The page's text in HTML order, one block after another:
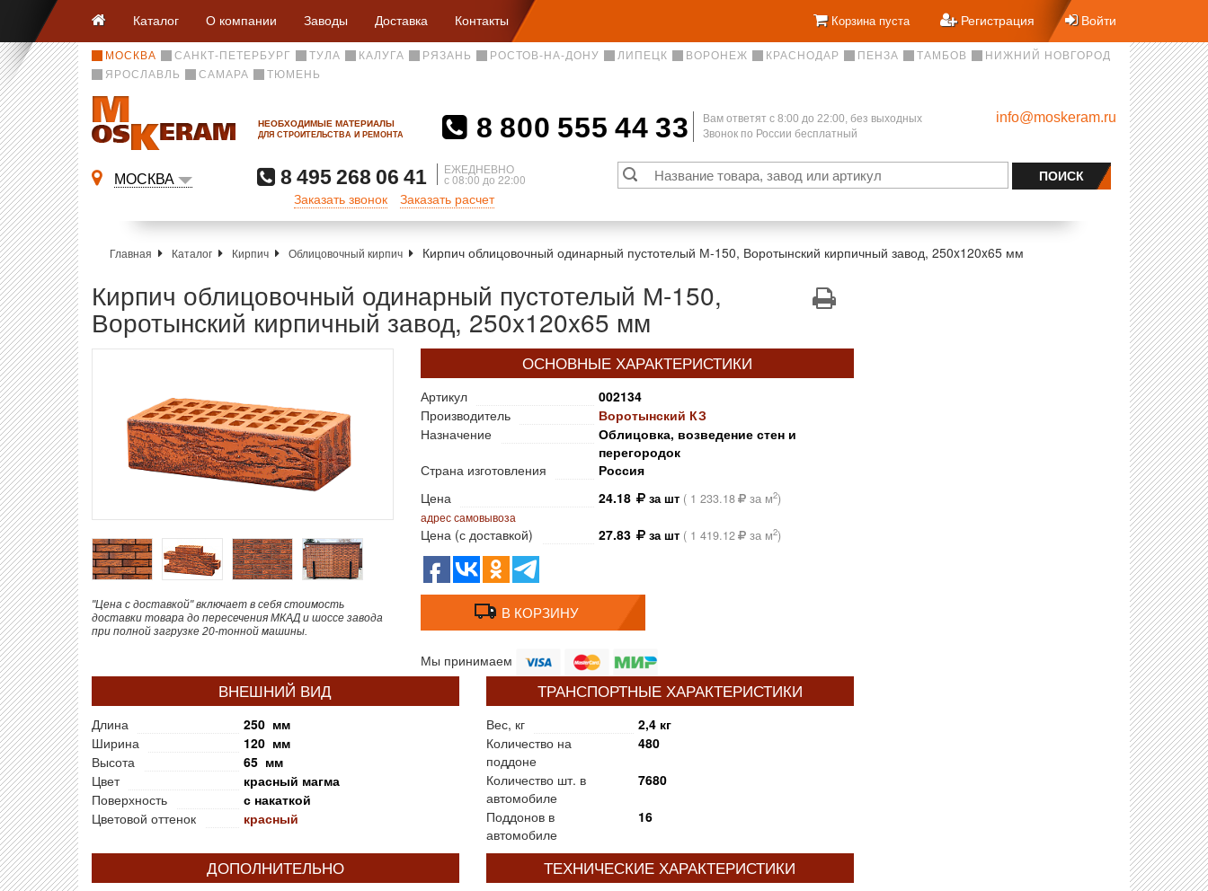
Каталог О компании Заводы Доставка Контакты Корзина пуста Регистрация Войти
МОСКВА САНКТ-ПЕТЕРБУРГ ТУЛА КАЛУГА РЯЗАНЬ РОСТОВ-НА-ДОНУ ЛИПЕЦК ВОРОНЕЖ КРАСНОДАР ПЕНЗА ТАМБОВ
НИЖНИЙ НОВГОРОД
ЯРОСЛАВЛЬ
САМАРА ТЮМЕНЬ
НЕОБХОДИМЫЕ МАТЕРИАЛЫ
ДЛЯ СТРОИТЕЛЬСТВА И РЕМОНТА 8 800 555 44 33
Вам ответят c 8:00 до 22:00, без выходных
Звонок по России бесплатный
info@moskeram.ru
МОСКВА 8 495 268 06 41 ЕЖЕДНЕВНО
с 08:00 до 22:00
Заказать звонок Заказать расчет
Главная Каталог Кирпич Облицовочный кирпич Кирпич облицовочный одинарный пустотелый М-150, Воротынский кирпичный завод, 250x120x65 мм
Кирпич облицовочный одинарный пустотелый М-150,
Воротынский кирпичный завод, 250x120x65 мм
"Цена с доставкой" включает в себя стоимость
доставки товара до пересечения МКАД и шоссе завода
при полной загрузке 20-тонной машины.
ОСНОВНЫЕ ХАРАКТЕРИСТИКИ
Артикул
002134
Производитель
Воротынский КЗ
Назначение
Облицовка, возведение стен и
перегородок
Страна изготовления
Россия
Цена
24.18 за шт ( 1 233.18 за м2)
адрес самовывоза
Цена (с доставкой) 27.83 за шт ( 1 419.12 за м2)
В КОРЗИНУ
Мы принимаем
ВНЕШНИЙ ВИД
Длина
250 мм
Ширина
120 мм
Высота
65 мм
Цвет
красный магма
Поверхность
с накаткой
Цветовой оттенок
красный
ТРАНСПОРТНЫЕ ХАРАКТЕРИСТИКИ
Вес, кг
2,4 кг
Количество на
поддоне
480
Количество шт. в
автомобиле
7680
Поддонов в
автомобиле
16
ДОПОЛНИТЕЛЬНО ТЕХНИЧЕСКИЕ ХАРАКТЕРИСТИКИ